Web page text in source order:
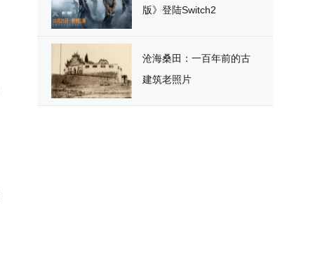
版》登陆Switch2
沧海桑田：一百年前的古
建筑老照片